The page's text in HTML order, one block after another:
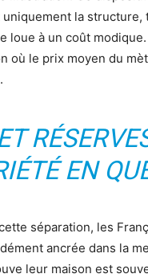
la structure,
loue à un coût
où le prix moyen du
EN
séparation, les
ancrée dans la
leur maison est